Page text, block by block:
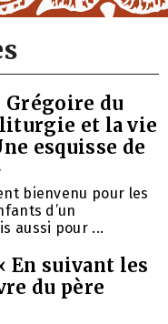
du
et la vie
esquisse de
bienvenu pour les
d’un
aussi pour ...
En suivant les
du père